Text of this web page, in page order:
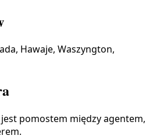
Hawaje, Waszyngton,
pomostem między agentem,